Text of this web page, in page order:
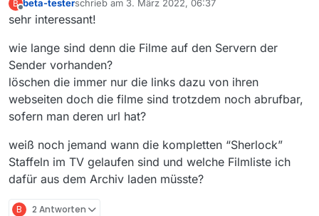
B
Offline
beta-testerschrieb am 3. März 2022, 06:37
zuletzt editiert von
sehr interessant!
wie lange sind denn die Filme auf den Servern der
Sender vorhanden?
löschen die immer nur die links dazu von ihren
webseiten doch die filme sind trotzdem noch abrufbar,
sofern man deren url hat?
weiß noch jemand wann die kompletten “Sherlock”
Staffeln im TV gelaufen sind und welche Filmliste ich
dafür aus dem Archiv laden müsste?
B 2 Antworten